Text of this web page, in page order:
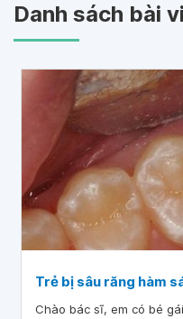
Danh sách bài
Trẻ bị sâu răng hàm
Chào bác sĩ, em có bé